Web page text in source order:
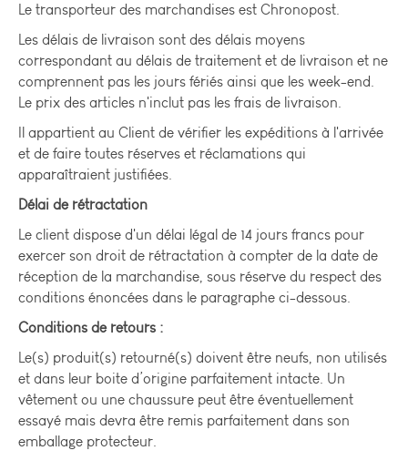
Le transporteur des marchandises est Chronopost.
Les délais de livraison sont des délais moyens
correspondant au délais de traitement et de livraison et ne
comprennent pas les jours fériés ainsi que les week-end.
Le prix des articles n'inclut pas les frais de livraison.
Il appartient au Client de vérifier les expéditions à l'arrivée
et de faire toutes réserves et réclamations qui
apparaîtraient justifiées.
Délai de rétractation
Le client dispose d'un délai légal de 14 jours francs pour
exercer son droit de rétractation à compter de la date de
réception de la marchandise, sous réserve du respect des
conditions énoncées dans le paragraphe ci-dessous.
Conditions de retours :
Le(s) produit(s) retourné(s) doivent être neufs, non utilisés
et dans leur boite d’origine parfaitement intacte. Un
vêtement ou une chaussure peut être éventuellement
essayé mais devra être remis parfaitement dans son
emballage protecteur.